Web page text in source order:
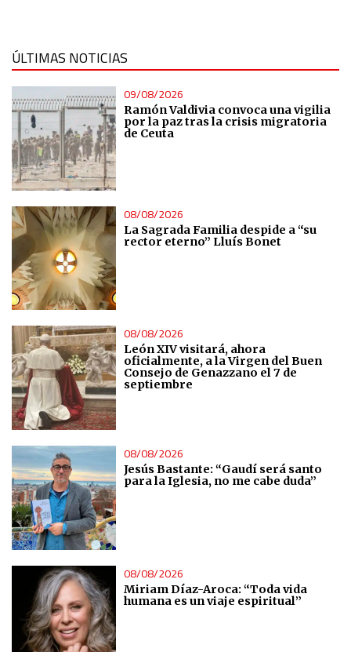
ÚLTIMAS NOTICIAS
09/08/2026
Ramón Valdivia convoca una vigilia
por la paz tras la crisis migratoria
de Ceuta
08/08/2026
La Sagrada Familia despide a “su
rector eterno” Lluís Bonet
08/08/2026
León XIV visitará, ahora
oficialmente, a la Virgen del Buen
Consejo de Genazzano el 7 de
septiembre
08/08/2026
Jesús Bastante: “Gaudí será santo
para la Iglesia, no me cabe duda”
08/08/2026
Miriam Díaz-Aroca: “Toda vida
humana es un viaje espiritual”